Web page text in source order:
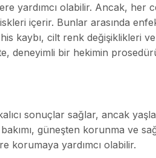
yardımcı olabilir. Ancak, her
içerir. Bunlar arasında
kaybı, cilt renk değişiklikleri
deneyimli bir hekimin
sonuçlar sağlar, ancak
güneşten korunma ve
korumaya yardımcı olabilir.